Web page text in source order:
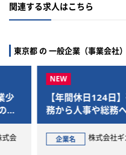
関連する求人はこちら
東京都 の 一般企業（事業会社
少
給
式会
【年間休日124日
務から人事や総務
部門総合職
企業名 株式会社